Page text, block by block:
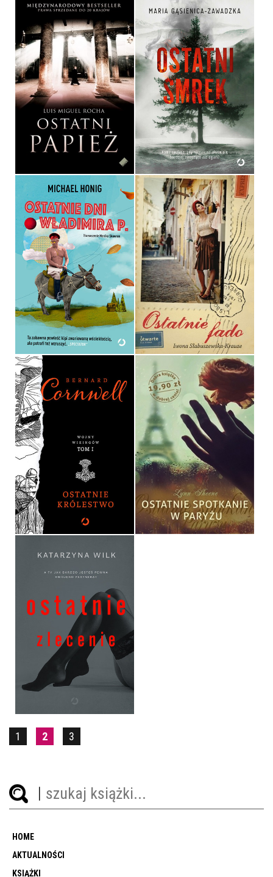
OSTATNI PAPIEŻ
LUIS MIGUEL ROCHA
OPRAWA MIĘKKA
29,90 ZŁ
OSTATNI SMREK
MARIA GĄSIENICA
ZAWADZKA
OPRAWA MIĘKKA
54,99 ZŁ
OSTATNIE DNI
WŁADIMIRA P.
MICHAEL HONIG
OPRAWA MIĘKKA
44,99 ZŁ
OSTATNIE FADO
IWONA SŁABUSZEWSKA-
KRAUZE
OPRAWA MIĘKKA
34,90 ZŁ
OSTATNIE KRÓLESTWO
BERNARD CORNWELL
OPRAWA TWARDA
54,90 ZŁ
OSTATNIE SPOTKANIE W
PARYŻU
LYNN SHEENE
POCKET
19,90 ZŁ
OSTATNIE ZLECENIE
KATARZYNA WILK
OPRAWA MIĘKKA ZE SKRZYDEŁKAMI
39,90 ZŁ
1 2 3
HOME
AKTUALNOŚCI
KSIĄŻKI